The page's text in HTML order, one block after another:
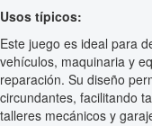
Usos típicos:
Este juego es ideal para
vehículos, maquinaria y
reparación. Su diseño
circundantes, facilitando
talleres mecánicos y